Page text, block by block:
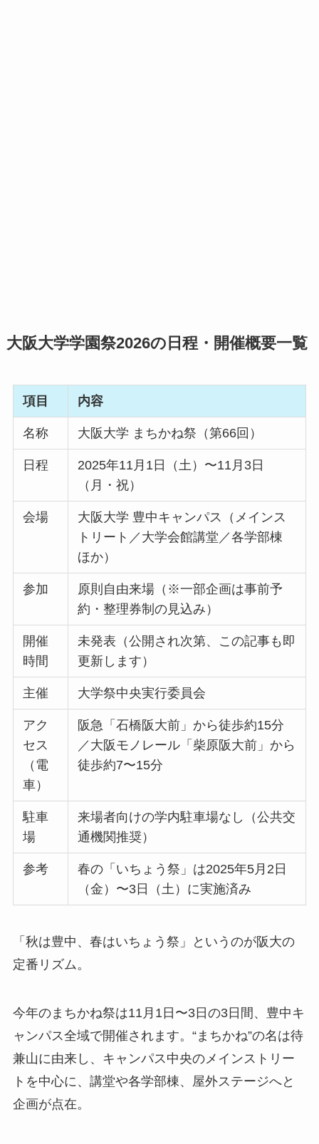
大阪大学学園祭2026の日程・開催概要一覧
項目 内容
名称 大阪大学 まちかね祭（第66回）
日程
2025年11月1日（土）〜11月3日
（月・祝）
会場
大阪大学 豊中キャンパス（メインス
トリート／大学会館講堂／各学部棟
ほか）
参加
原則自由来場（※一部企画は事前予
約・整理券制の見込み）
開催
時間
未発表（公開され次第、この記事も即
更新します）
主催 大学祭中央実行委員会
アク
セス
（電
車）
阪急「石橋阪大前」から徒歩約15分
／大阪モノレール「柴原阪大前」から
徒歩約7〜15分
駐車
場
来場者向けの学内駐車場なし（公共交
通機関推奨）
参考
春の「いちょう祭」は2025年5月2日
（金）〜3日（土）に実施済み
「秋は豊中、春はいちょう祭」というのが阪大の
定番リズム。
今年のまちかね祭は11月1日〜3日の3日間、豊中キ
ャンパス全域で開催されます。“まちかね”の名は待
兼山に由来し、キャンパス中央のメインストリー
トを中心に、講堂や各学部棟、屋外ステージへと
企画が点在。